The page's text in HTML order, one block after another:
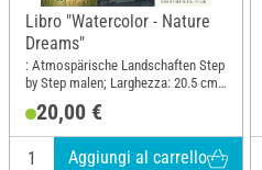
Libro "Watercolor - Nature
Dreams"
: Atmospärische Landschaften Step
by Step malen; Larghezza: 20.5 cm;
20,00 €
Aggiungi al carrello